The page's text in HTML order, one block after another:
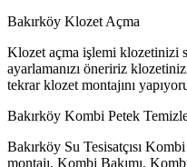
Bakırköy Klozet Açma
Klozet açma işlemi klozetinizi
ayarlamanızı öneririz
tekrar klozet montajını
Bakırköy Kombi Petek
Bakırköy Su Tesisatçısı
montajı, Kombi Bakımı,